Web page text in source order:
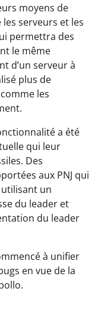
moyens de
serveurs et les
permettra des
le même
d’un serveur à
plus de
les
a été
qui leur
Des
aux PNJ qui
un
du leader et
du leader
à unifier
en vue de la